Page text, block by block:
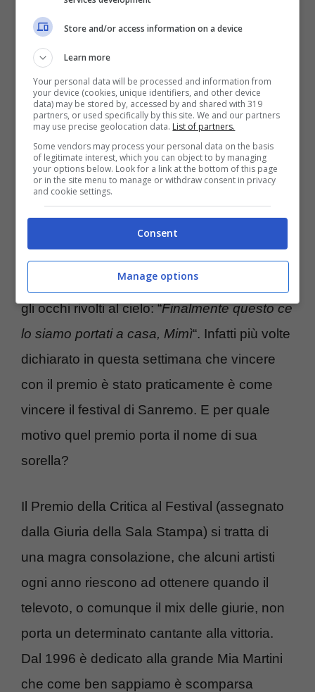
Mia Martini, perché il premio di Sanremo si chiama così –
blueshouse.it
A proposito di Loredana Bertè, quest’anno
ha partecipato al festival di Sanremo con un
brano davvero meraviglioso, purtroppo non è
arrivata alla vittoria ma alla fine, con grande
commozione,si è aggiudicata il Premio Mia
. Lo ha ritirato con grande emozione,
gli occhi rivolti al cielo: “Finalmente questo ce
lo siamo portati a casa, Mimì“. Infatti più volte
dichiarato in questa settimana che vincere
con il premio è stato praticamente è come
vincere il festival di Sanremo. E per quale
motivo quel premio porta il nome di sua
sorella?
Il Premio della Critica al Festival (assegnato
dalla Giuria della Sala Stampa) si tratta di
una magra consolazione, che alcuni artisti
ogni anno riescono ad ottenere quando il
televoto, o comunque il mix delle giurie, non
porta un determinato cantante alla vittoria.
Dal 1996 è dedicato alla grande Mia Martini
che come ben sappiamo è scomparsa
Store and/or access information on a device
Learn more
Your personal data will be processed and information from
your device (cookies, unique identifiers, and other device
data) may be stored by, accessed by and shared with 319
partners, or used specifically by this site. We and our partners
may use precise geolocation data. List of partners.
Some vendors may process your personal data on the basis
of legitimate interest, which you can object to by managing
your options below. Look for a link at the bottom of this page
or in the site menu to manage or withdraw consent in privacy
and cookie settings.
Consent
Manage options